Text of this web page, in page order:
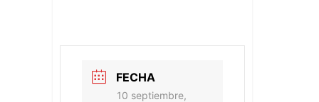
FECHA
10 septiembre,